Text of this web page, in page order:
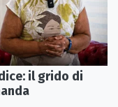
il grido di